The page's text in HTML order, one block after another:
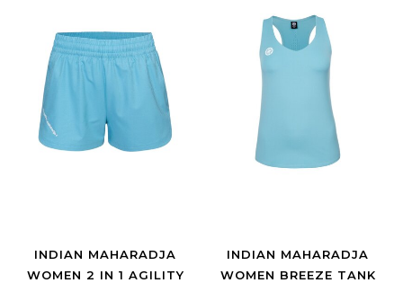
INDIAN MAHARADJA
WOMEN 2 IN 1 AGILITY
INDIAN MAHARADJA
WOMEN BREEZE TANK